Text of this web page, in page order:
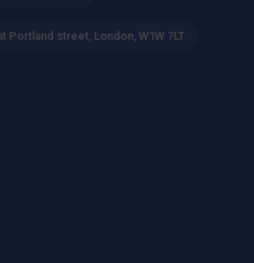
Portland street, London, W1W 7LT